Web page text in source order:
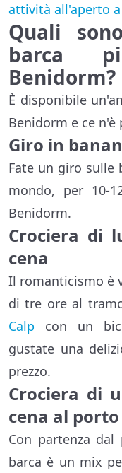
attività all'aperto
Quali
barca
Benidorm?
È disponibile
Benidorm e ce
Giro in
Fate un giro sulle
mondo, per 10-
Benidorm.
Crociera di
cena
Il romanticismo è
di tre ore al
Calp con un
gustate una
prezzo.
Crociera di
cena al porto
Con partenza
barca è un mix